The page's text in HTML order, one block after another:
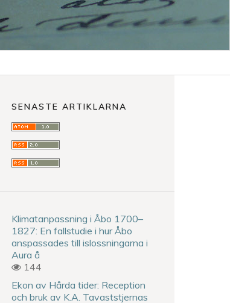
SENASTE ARTIKLARNA
Klimatanpassning i Åbo 1700–
1827: En fallstudie i hur Åbo
anspassades till islossningarna i
Aura å
144
Ekon av Hårda tider: Reception
och bruk av K.A. Tavaststjernas